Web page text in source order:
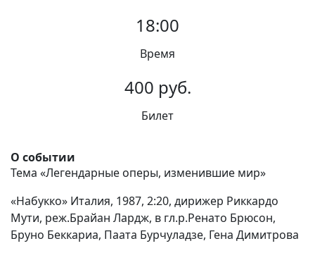
18:00
Время
400 руб.
Билет
О событии
Тема «Легендарные оперы, изменившие мир»
«Набукко» Италия, 1987, 2:20, дирижер Риккардо
Мути, реж.Брайан Лардж, в гл.р.Ренато Брюсон,
Бруно Беккариа, Паата Бурчуладзе, Гена Димитрова